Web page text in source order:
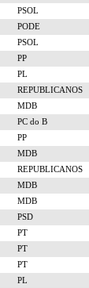
PSOL
PODE
PSOL
PP
PL
REPUBLICANOS
MDB
PC do B
PP
MDB
REPUBLICANOS
MDB
MDB
PSD
PT
PT
PT
PL